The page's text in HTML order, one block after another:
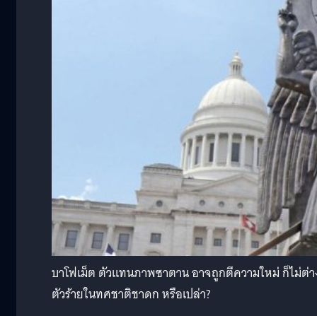
บาโฟเม็ต ตัวแทนภาพซาตาน อาจถูกตีความใหม่ ก็ไม่
ตัวร้ายในทศชาติชาดก หรือเปล่า?